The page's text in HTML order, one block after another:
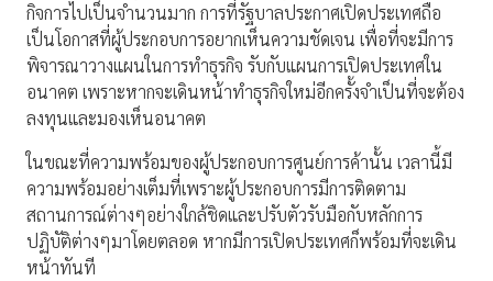
กิจการไปเป็นจำนวนมาก การที่รัฐบาลประกาศเปิดประเทศถือ
เป็นโอกาสที่ผู้ประกอบการอยากเห็นความชัดเจน เพื่อที่จะมีการ
พิจารณาวางแผนในการทำธุรกิจ รับกับแผนการเปิดประเทศใน
อนาคต เพราะหากจะเดินหน้าทำธุรกิจใหม่อีกครั้งจำเป็นที่จะต้อง
ลงทุนและมองเห็นอนาคต
ในขณะที่ความพร้อมของผู้ประกอบการศูนย์การค้านั้น เวลานี้มี
ความพร้อมอย่างเต็มที่เพราะผู้ประกอบการมีการติดตาม
สถานการณ์ต่างๆอย่างใกล้ชิดและปรับตัวรับมือกับหลักการ
ปฏิบัติต่างๆมาโดยตลอด หากมีการเปิดประเทศก็พร้อมที่จะเดิน
หน้าทันที